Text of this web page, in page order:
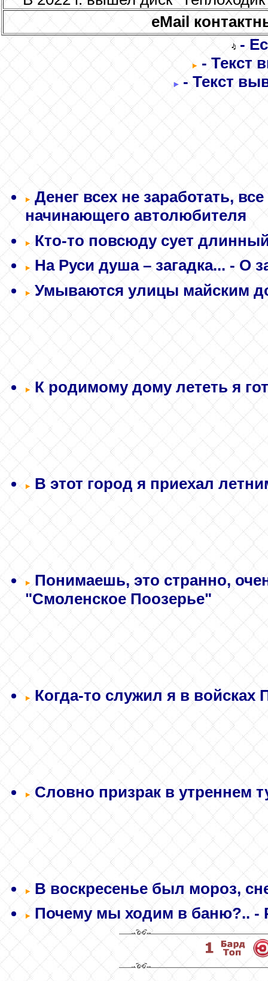
еMail
-
- Текст
- Текст
Денег всех не заработать,
начинающего автолюбителя
Кто-то повсюду сует
На Руси душа – загадка... - О
Умываются улицы майским
К родимому дому лететь я
В этот город я приехал
Понимаешь, это странно,
"Смоленское Поозерье"
Когда-то служил я в войсках
Словно призрак в утреннем
В воскресенье был мороз,
Почему мы ходим в баню?.. -